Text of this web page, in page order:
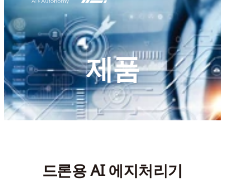
경남 창원시 성산구 성산패총로38번길 2
전화 02-6949-2757
이메일 a2mind@a2mind.com
제품
드론용 AI 에지처리기